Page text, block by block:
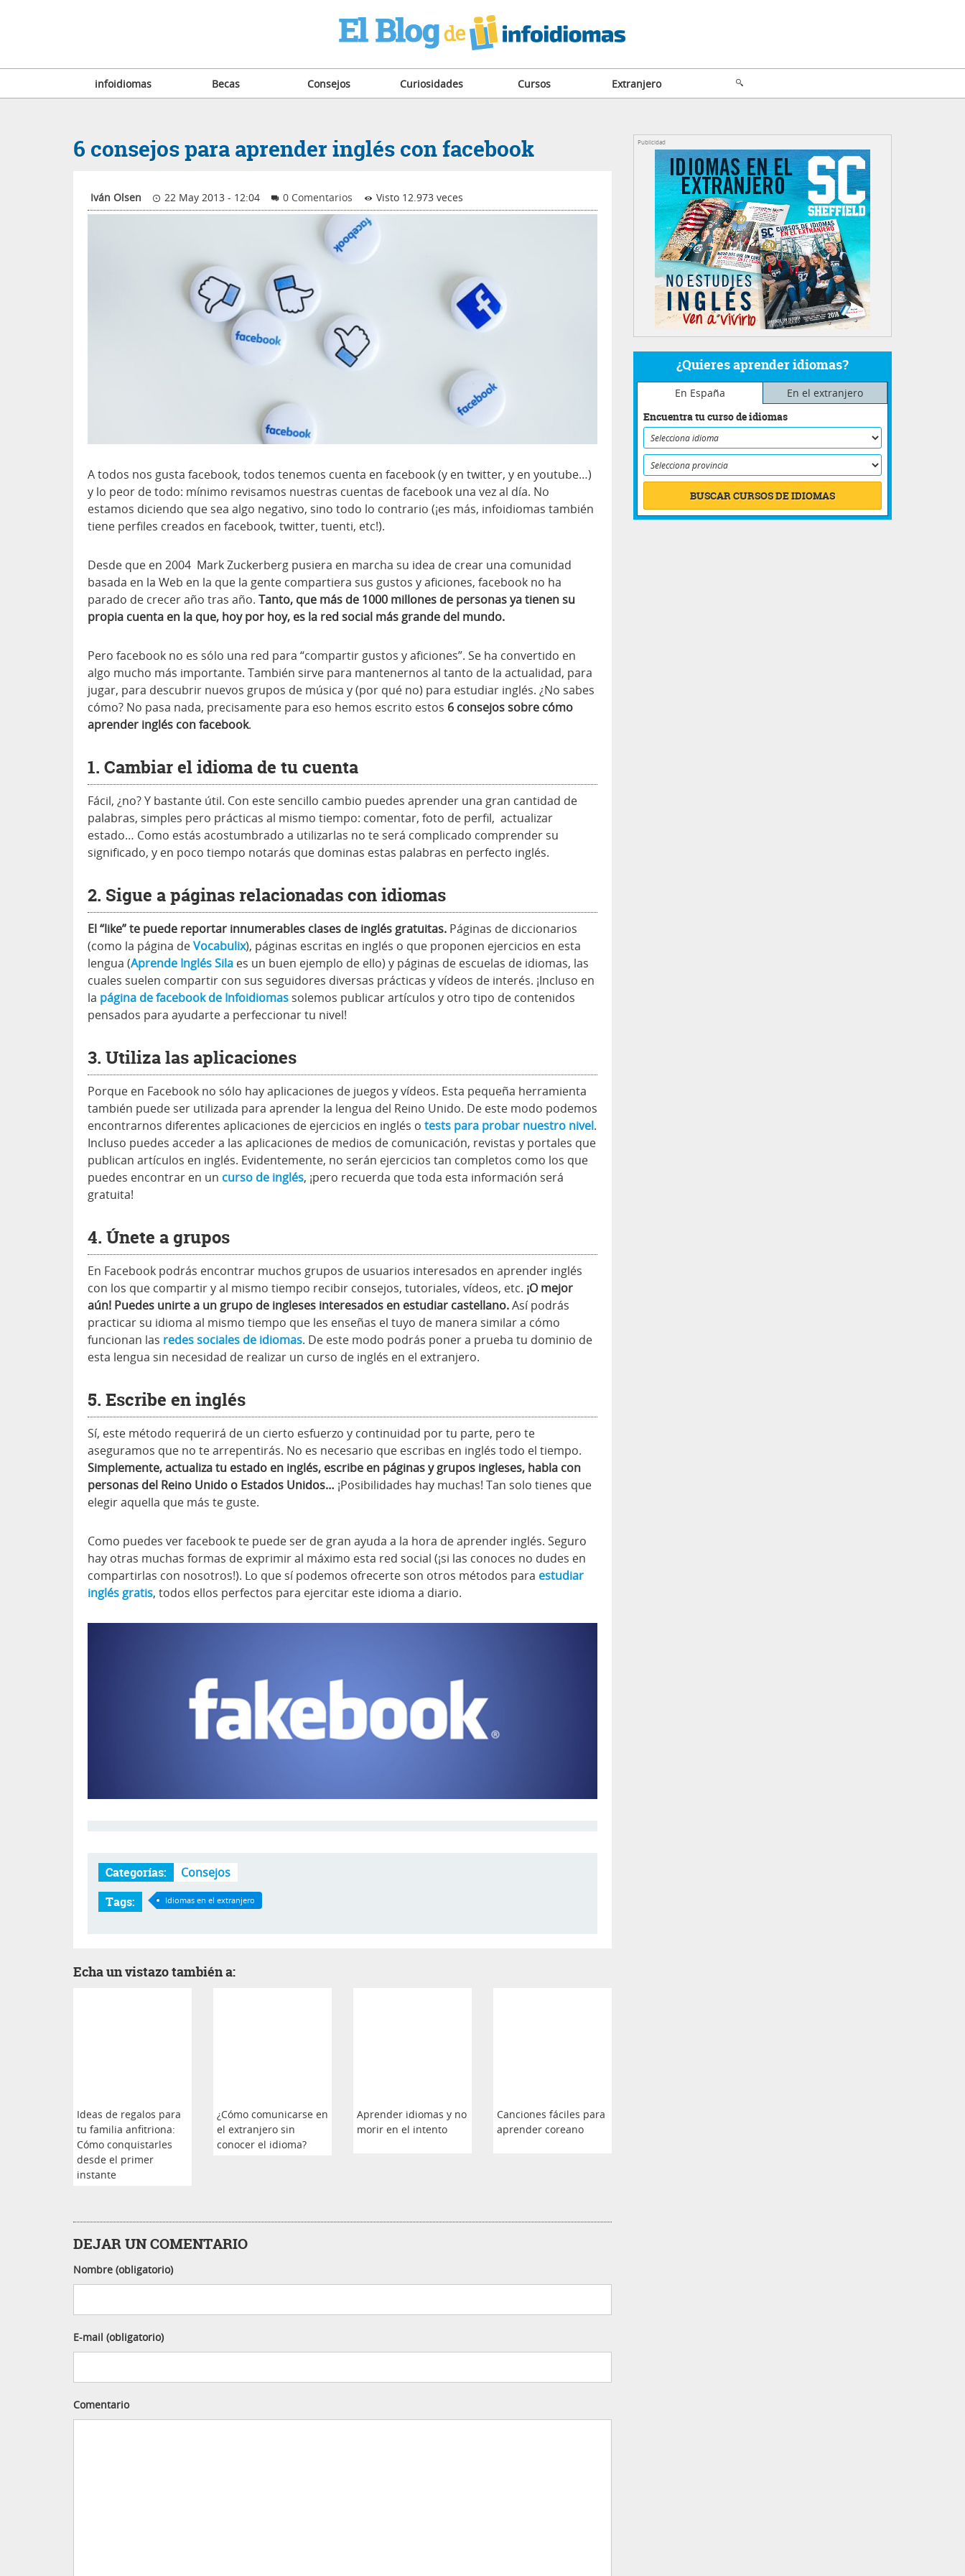
infoidiomas Becas Consejos Curiosidades Cursos Extranjero
6 consejos para aprender inglés con facebook
Iván Olsen 22 May 2013 - 12:04 0 Comentarios Visto 12.973 veces
A todos nos gusta facebook, todos tenemos cuenta en facebook (y en twitter, y en youtube…)
y lo peor de todo: mínimo revisamos nuestras cuentas de facebook una vez al día. No
estamos diciendo que sea algo negativo, sino todo lo contrario (¡es más, infoidiomas también
tiene perfiles creados en facebook, twitter, tuenti, etc!).
Desde que en 2004 Mark Zuckerberg pusiera en marcha su idea de crear una comunidad
basada en la Web en la que la gente compartiera sus gustos y aficiones, facebook no ha
parado de crecer año tras año. Tanto, que más de 1000 millones de personas ya tienen su
propia cuenta en la que, hoy por hoy, es la red social más grande del mundo.
Pero facebook no es sólo una red para “compartir gustos y aficiones”. Se ha convertido en
algo mucho más importante. También sirve para mantenernos al tanto de la actualidad, para
jugar, para descubrir nuevos grupos de música y (por qué no) para estudiar inglés. ¿No sabes
cómo? No pasa nada, precisamente para eso hemos escrito estos 6 consejos sobre cómo
aprender inglés con facebook.
1. Cambiar el idioma de tu cuenta
Fácil, ¿no? Y bastante útil. Con este sencillo cambio puedes aprender una gran cantidad de
palabras, simples pero prácticas al mismo tiempo: comentar, foto de perfil, actualizar
estado… Como estás acostumbrado a utilizarlas no te será complicado comprender su
significado, y en poco tiempo notarás que dominas estas palabras en perfecto inglés.
2. Sigue a páginas relacionadas con idiomas
El “like” te puede reportar innumerables clases de inglés gratuitas. Páginas de diccionarios
(como la página deVocabulix), páginas escritas en inglés o que proponen ejercicios en esta
lengua (Aprende Inglés Sila es un buen ejemplo de ello) y páginas de escuelas de idiomas, las
cuales suelen compartir con sus seguidores diversas prácticas y vídeos de interés. ¡Incluso en
la página de facebook de Infoidiomas solemos publicar artículos y otro tipo de contenidos
pensados para ayudarte a perfeccionar tu nivel!
3. Utiliza las aplicaciones
Porque en Facebook no sólo hay aplicaciones de juegos y vídeos. Esta pequeña herramienta
también puede ser utilizada para aprender la lengua del Reino Unido. De este modo podemos
encontrarnos diferentes aplicaciones de ejercicios en inglés o tests para probar nuestro nivel.
Incluso puedes acceder a las aplicaciones de medios de comunicación, revistas y portales que
publican artículos en inglés. Evidentemente, no serán ejercicios tan completos como los que
puedes encontrar en un curso de inglés, ¡pero recuerda que toda esta información será
gratuita!
4. Únete a grupos
En Facebook podrás encontrar muchos grupos de usuarios interesados en aprender inglés
con los que compartir y al mismo tiempo recibir consejos, tutoriales, vídeos, etc. ¡O mejor
aún! Puedes unirte a un grupo de ingleses interesados en estudiar castellano.Así podrás
practicar su idioma al mismo tiempo que les enseñas el tuyo de manera similar a cómo
funcionan las redes sociales de idiomas. De este modo podrás poner a prueba tu dominio de
esta lengua sin necesidad de realizar un curso de inglés en el extranjero.
5. Escribe en inglés
Sí, este método requerirá de un cierto esfuerzo y continuidad por tu parte, pero te
aseguramos que no te arrepentirás. No es necesario que escribas en inglés todo el tiempo.
Simplemente, actualiza tu estado en inglés, escribe en páginas y grupos ingleses, habla con
personas del Reino Unido o Estados Unidos… ¡Posibilidades hay muchas! Tan solo tienes que
elegir aquella que más te guste.
Como puedes ver facebook te puede ser de gran ayuda a la hora de aprender inglés. Seguro
hay otras muchas formas de exprimir al máximo esta red social (¡si las conoces no dudes en
compartirlas con nosotros!). Lo que sí podemos ofrecerte son otros métodos para estudiar
inglés gratis, todos ellos perfectos para ejercitar este idioma a diario.
Categorías:
Consejos
Tags:
Idiomas en el extranjero
Echa un vistazo también a:
Ideas de regalos para
tu familia anfitriona:
Cómo conquistarles
desde el primer
instante
¿Cómo comunicarse en
el extranjero sin
conocer el idioma?
Aprender idiomas y no
morir en el intento
Canciones fáciles para
aprender coreano
DEJAR UN COMENTARIO
Nombre (obligatorio)
E-mail (obligatorio)
Comentario
Publicidad
¿Quieres aprender idiomas?
En España
En el extranjero
Encuentra tu curso de idiomas
BUSCAR CURSOS DE IDIOMAS